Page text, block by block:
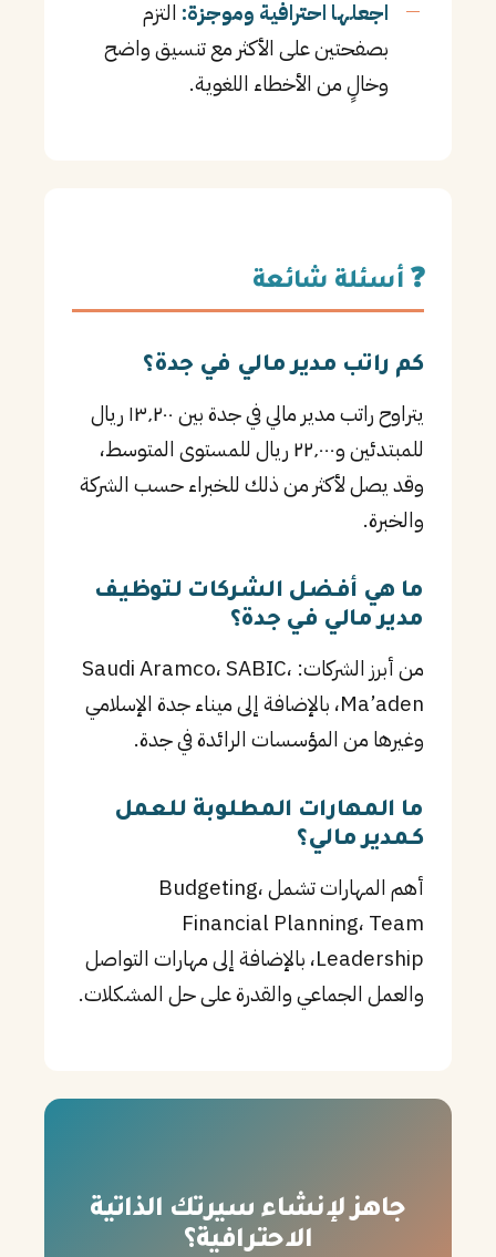
اجعلها احترافية وموجزة: التزم
بصفحتين على الأكثر مع تنسيق واضح
وخالٍ من الأخطاء اللغوية.
❓ أسئلة شائعة
كم راتب مدير مالي في جدة؟
يتراوح راتب مدير مالي في جدة بين ١٣٬٢٠٠ ريال
للمبتدئين و٢٢٬٠٠٠ ريال للمستوى المتوسط،
وقد يصل لأكثر من ذلك للخبراء حسب الشركة
والخبرة.
ما هي أفضل الشركات لتوظيف
مدير مالي في جدة؟
من أبرز الشركات: Saudi Aramco، SABIC،
Ma’aden، بالإضافة إلى ميناء جدة الإسلامي
وغيرها من المؤسسات الرائدة في جدة.
ما المهارات المطلوبة للعمل
كـمدير مالي؟
أهم المهارات تشمل Budgeting،
Financial Planning، Team
Leadership، بالإضافة إلى مهارات التواصل
والعمل الجماعي والقدرة على حل المشكلات.
جاهز لإنشاء سيرتك الذاتية
الاحترافية؟